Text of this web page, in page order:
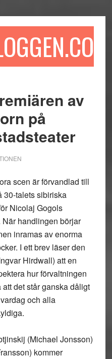
av
på
scen är förvandlad till
30-talets sibiriska
Nicolaj Gogols
handlingen börjar
inramas av enorma
I ett brev läser den
Hirdwall) att en
hur förvaltningen
det står ganska dåligt
och alla
(Michael Jonsson)
kommer